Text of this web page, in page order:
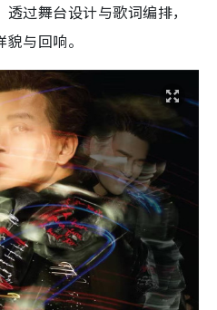
过舞台设计与歌词编排，
与回响。